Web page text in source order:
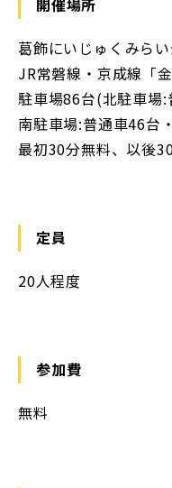
葛飾にいじゅくみら
JR常磐線・京成線「
駐車場86台(北駐車場
南駐車場:普通車46台
最初30分無料、以後
定員
20人程度
参加費
無料